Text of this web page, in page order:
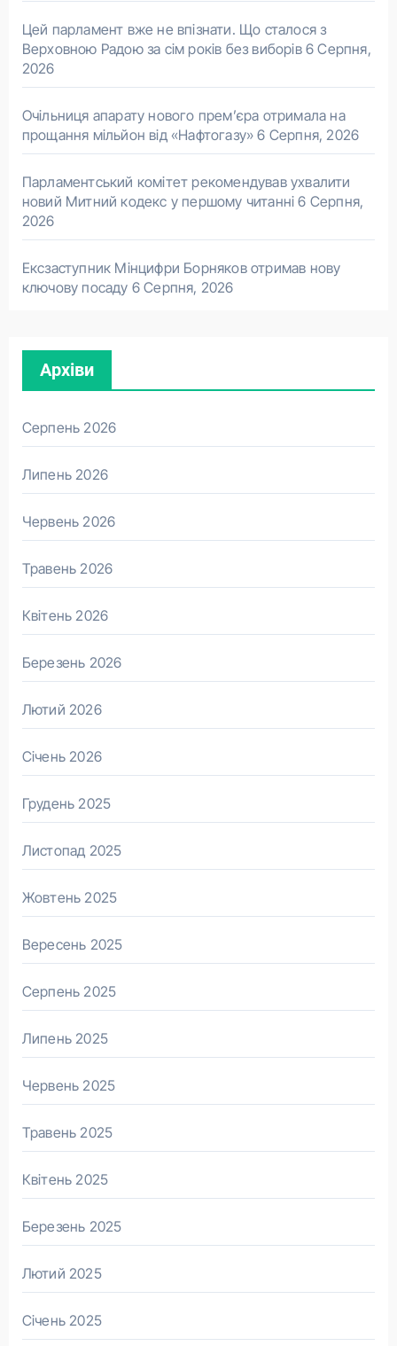
Цей парламент вже не впізнати. Що сталося з
Верховною Радою за сім років без виборів 6 Серпня,
2026
Очільниця апарату нового прем’єра отримала на
прощання мільйон від «Нафтогазу» 6 Серпня, 2026
Парламентський комітет рекомендував ухвалити
новий Митний кодекс у першому читанні 6 Серпня,
2026
Ексзаступник Мінцифри Борняков отримав нову
ключову посаду 6 Серпня, 2026
Архіви
Серпень 2026
Липень 2026
Червень 2026
Травень 2026
Квітень 2026
Березень 2026
Лютий 2026
Січень 2026
Грудень 2025
Листопад 2025
Жовтень 2025
Вересень 2025
Серпень 2025
Липень 2025
Червень 2025
Травень 2025
Квітень 2025
Березень 2025
Лютий 2025
Січень 2025